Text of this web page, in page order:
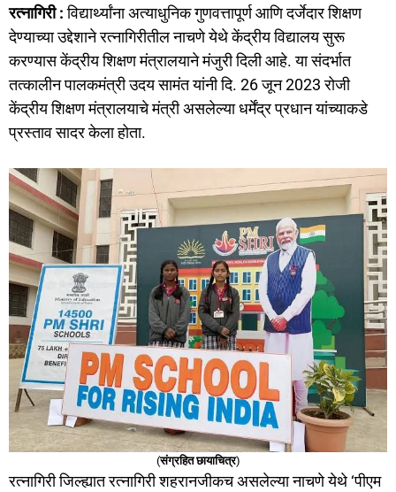
c
e
b
o
o
k
st
o
d
o
n
ai
l
ar
e
रत्नागिरी :विद्यार्थ्यांना अत्याधुनिक गुणवत्तापूर्ण आणि दर्जेदार शिक्षण
देण्याच्या उद्देशाने रत्नागिरीतील नाचणे येथे केंद्रीय विद्यालय सुरू
करण्यास केंद्रीय शिक्षण मंत्रालयाने मंजुरी दिली आहे. या संदर्भात
तत्कालीन पालकमंत्री उदय सामंत यांनी दि. 26 जून 2023 रोजी
केंद्रीय शिक्षण मंत्रालयाचे मंत्री असलेल्या धर्मेंद्र प्रधान यांच्याकडे
प्रस्ताव सादर केला होता.
(संग्रहित छायाचित्र)
रत्नागिरी जिल्ह्यात रत्नागिरी शहरानजीकच असलेल्या नाचणे येथे ‘पीएम